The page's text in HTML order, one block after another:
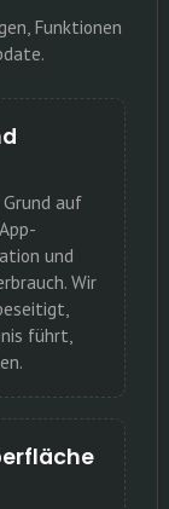
Funktionen
auf
und
Wir
führt,